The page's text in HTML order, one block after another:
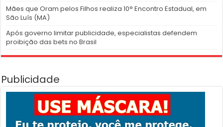
Mães que Oram pelos Filhos realiza 10° Encontro Estadual, em
São Luís (MA)
Após governo limitar publicidade, especialistas defendem
proibição das bets no Brasil
Publicidade